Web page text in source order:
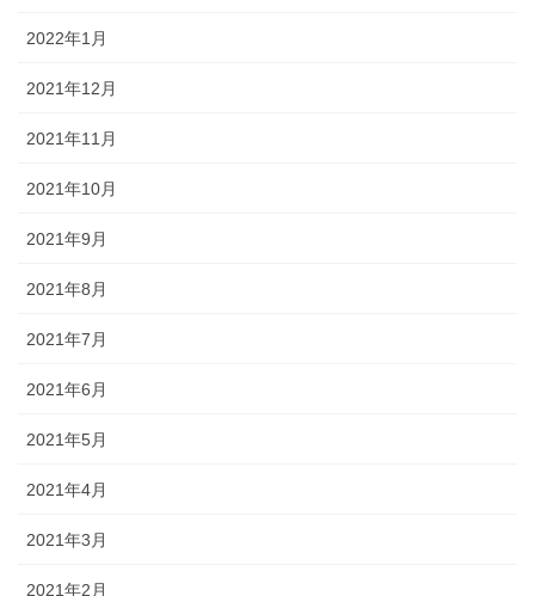
2022年1月
2021年12月
2021年11月
2021年10月
2021年9月
2021年8月
2021年7月
2021年6月
2021年5月
2021年4月
2021年3月
2021年2月